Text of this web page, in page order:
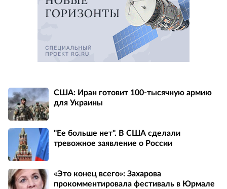
США: Иран готовит 100-тысячную армию
для Украины
"Ее больше нет". В США сделали
тревожное заявление о России
«Это конец всего»: Захарова
прокомментировала фестиваль в Юрмале